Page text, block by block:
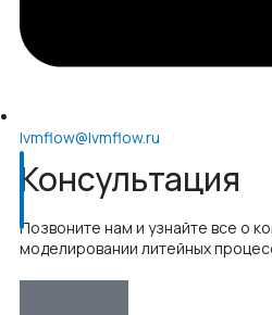
lvmflow@lvmflow.ru
Консультация
Позвоните нам и узнайте все о
моделировании литейных